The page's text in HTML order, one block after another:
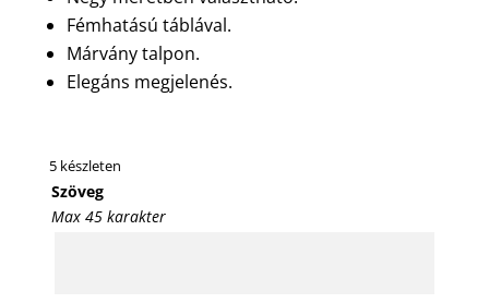
Fémhatású táblával.
Márvány talpon.
Elegáns megjelenés.
5 készleten
Szöveg
Max 45 karakter